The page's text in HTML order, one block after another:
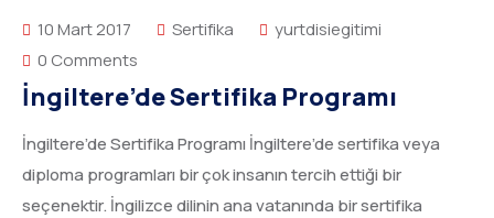
10 Mart 2017 Sertifika
yurtdisiegitimi
0 Comments
İngiltere’de Sertifika Programı
İngiltere’de Sertifika Programı İngiltere’de sertifika veya
diploma programları bir çok insanın tercih ettiği bir
seçenektir. İngilizce dilinin ana vatanında bir sertifika